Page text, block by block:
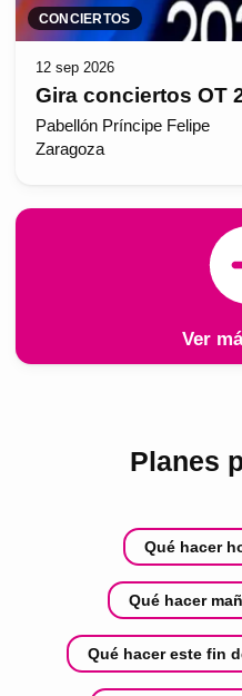
CONCIERTOS
12 sep 2026
Gira conciertos OT
Pabellón Príncipe Felipe
Zaragoza
Ver
Planes
Qué hacer
Qué hacer
Qué hacer este fin